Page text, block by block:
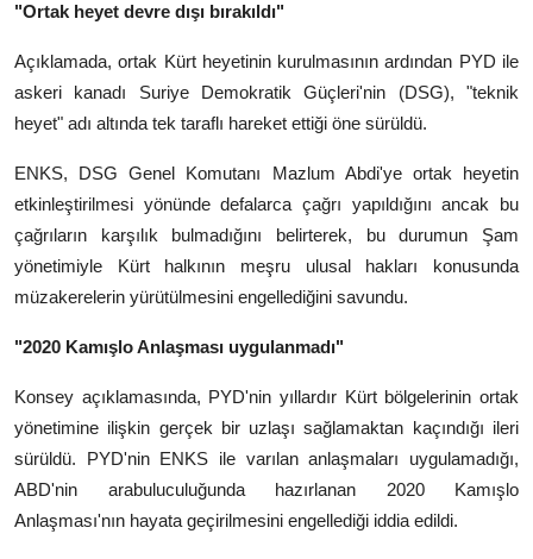
"Ortak heyet devre dışı bırakıldı"
Açıklamada, ortak Kürt heyetinin kurulmasının ardından PYD ile
askeri kanadı Suriye Demokratik Güçleri'nin (DSG), "teknik
heyet" adı altında tek taraflı hareket ettiği öne sürüldü.
ENKS, DSG Genel Komutanı Mazlum Abdi'ye ortak heyetin
etkinleştirilmesi yönünde defalarca çağrı yapıldığını ancak bu
çağrıların karşılık bulmadığını belirterek, bu durumun Şam
yönetimiyle Kürt halkının meşru ulusal hakları konusunda
müzakerelerin yürütülmesini engellediğini savundu.
"2020 Kamışlo Anlaşması uygulanmadı"
Konsey açıklamasında, PYD'nin yıllardır Kürt bölgelerinin ortak
yönetimine ilişkin gerçek bir uzlaşı sağlamaktan kaçındığı ileri
sürüldü. PYD'nin ENKS ile varılan anlaşmaları uygulamadığı,
ABD'nin arabuluculuğunda hazırlanan 2020 Kamışlo
Anlaşması'nın hayata geçirilmesini engellediği iddia edildi.